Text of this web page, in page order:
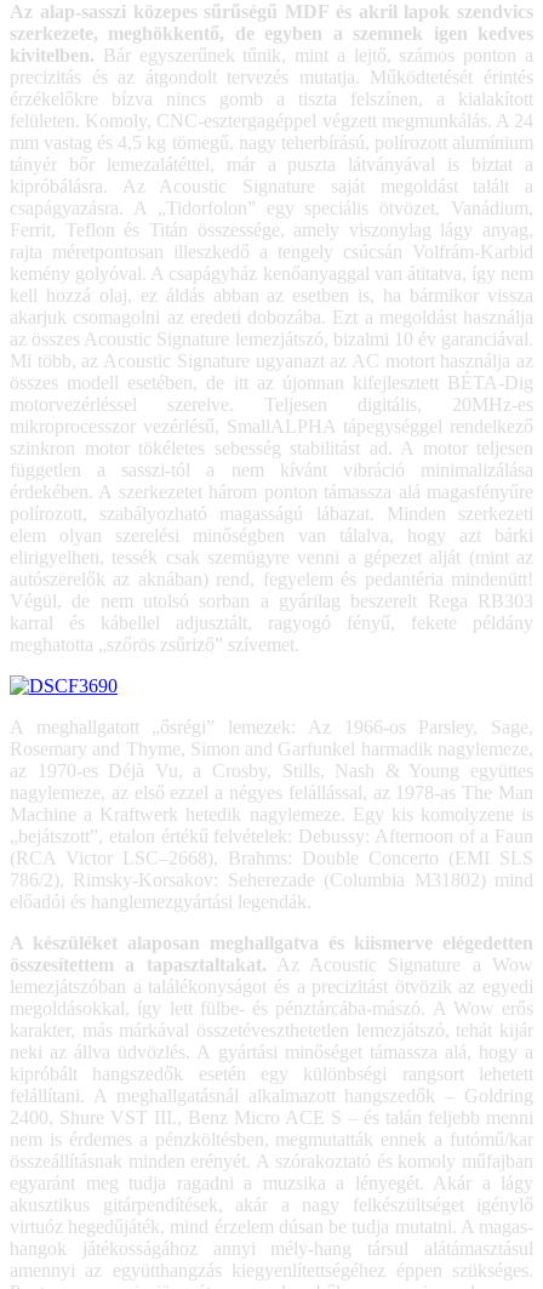
Az alap-sasszi közepes sűrűségű MDF és akril lapok szendvics
szerkezete, meghökkentő, de egyben a szemnek igen kedves
kivitelben. Bár egyszerűnek tűnik, mint a lejtő, számos ponton a
precizitás és az átgondolt tervezés mutatja. Működtetését érintés
érzékelőkre bízva nincs gomb a tiszta felszínen, a kialakított
felületen. Komoly, CNC-esztergagéppel végzett megmunkálás. A 24
mm vastag és 4,5 kg tömegű, nagy teherbírású, polírozott alumínium
tányér bőr lemezalátéttel, már a puszta látványával is biztat a
kipróbálásra. Az Acoustic Signature saját megoldást talált a
csapágyazásra. A „Tidorfolon” egy speciális ötvözet, Vanádium,
Ferrit, Teflon és Titán összessége, amely viszonylag lágy anyag,
rajta méretpontosan illeszkedő a tengely csúcsán Volfrám-Karbid
kemény golyóval. A csapágyház kenőanyaggal van átitatva, így nem
kell hozzá olaj, ez áldás abban az esetben is, ha bármikor vissza
akarjuk csomagolni az eredeti dobozába. Ezt a megoldást használja
az összes Acoustic Signature lemezjátszó, bizalmi 10 év garanciával.
Mi több, az Acoustic Signature ugyanazt az AC motort használja az
összes modell esetében, de itt az újonnan kifejlesztett BÉTA-Dig
motorvezérléssel szerelve. Teljesen digitális, 20MHz-es
mikroprocesszor vezérlésű, SmallALPHA tápegységgel rendelkező
szinkron motor tökéletes sebesség stabilitást ad. A motor teljesen
független a sasszi-tól a nem kívánt vibráció minimalizálása
érdekében. A szerkezetet három ponton támassza alá magasfényűre
polírozott, szabályozható magasságú lábazat. Minden szerkezeti
elem olyan szerelési minőségben van tálalva, hogy azt bárki
elirigyelheti, tessék csak szemügyre venni a gépezet alját (mint az
autószerelők az aknában) rend, fegyelem és pedantéria mindenütt!
Végül, de nem utolsó sorban a gyárilag beszerelt Rega RB303
karral és kábellel adjusztált, ragyogó fényű, fekete példány
meghatotta „szőrös zsűriző” szívemet.
A meghallgatott „ősrégi” lemezek: Az 1966-os Parsley, Sage,
Rosemary and Thyme, Simon and Garfunkel harmadik nagylemeze,
az 1970-es Déjà Vu, a Crosby, Stills, Nash & Young együttes
nagylemeze, az első ezzel a négyes felállással, az 1978-as The Man
Machine a Kraftwerk hetedik nagylemeze. Egy kis komolyzene is
„bejátszott”, etalon értékű felvételek: Debussy: Afternoon of a Faun
(RCA Victor LSC–2668), Brahms: Double Concerto (EMI SLS
786/2), Rimsky-Korsakov: Seherezade (Columbia M31802) mind
előadói és hanglemezgyártási legendák.
A készüléket alaposan meghallgatva és kiismerve elégedetten
összesítettem a tapasztaltakat. Az Acoustic Signature a Wow
lemezjátszóban a találékonyságot és a precizitást ötvözik az egyedi
megoldásokkal, így lett fülbe- és pénztárcába-mászó. A Wow erős
karakter, más márkával összetéveszthetetlen lemezjátszó, tehát kijár
neki az állva üdvözlés. A gyártási minőséget támassza alá, hogy a
kipróbált hangszedők esetén egy különbségi rangsort lehetett
felállítani. A meghallgatásnál alkalmazott hangszedők – Goldring
2400, Shure VST III., Benz Micro ACE S – és talán feljebb menni
nem is érdemes a pénzköltésben, megmutatták ennek a futómű/kar
összeállításnak minden erényét. A szórakoztató és komoly műfajban
egyaránt meg tudja ragadni a muzsika a lényegét. Akár a lágy
akusztikus gitárpendítések, akár a nagy felkészültséget igénylő
virtuóz hegedűjáték, mind érzelem dúsan be tudja mutatni. A magas-
hangok játékosságához annyi mély-hang társul alátámasztásul
amennyi az együtthangzás kiegyenlítettségéhez éppen szükséges.